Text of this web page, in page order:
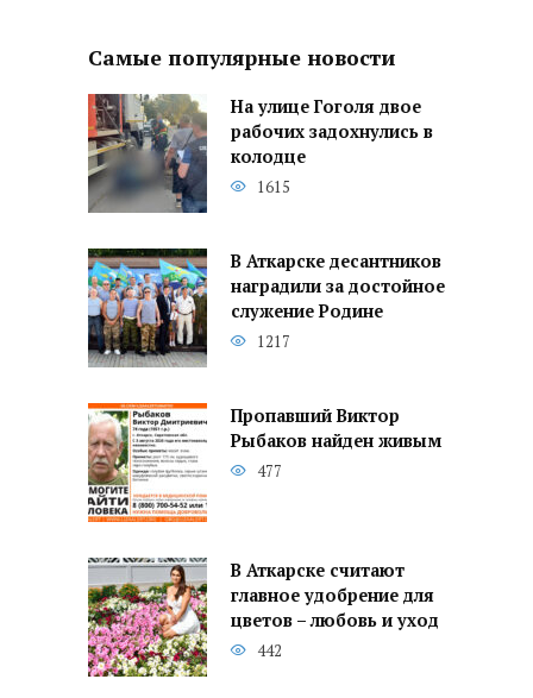
Самые популярные новости
На улице Гоголя двое
рабочих задохнулись в
колодце
1615
В Аткарске десантников
наградили за достойное
служение Родине
1217
Пропавший Виктор
Рыбаков найден живым
477
В Аткарске считают
главное удобрение для
цветов – любовь и уход
442